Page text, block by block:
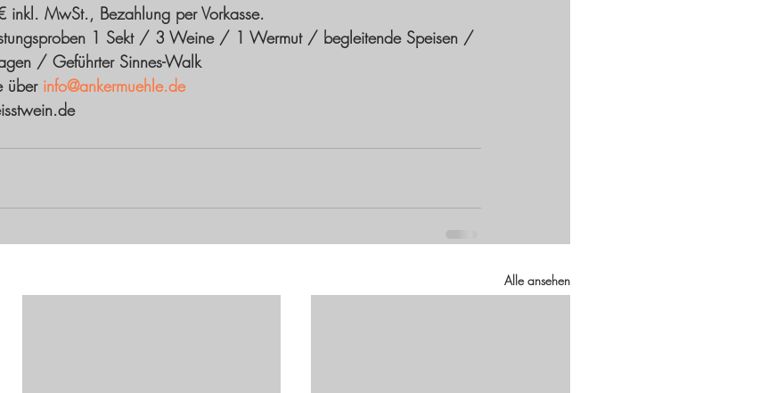
inkl. MwSt., Bezahlung per Vorkasse.
1 Sekt / 3 Weine / 1 Wermut / begleitende Speisen /
/ Geführter Sinnes-Walk
über info@ankermuehle.de
Alle ansehen